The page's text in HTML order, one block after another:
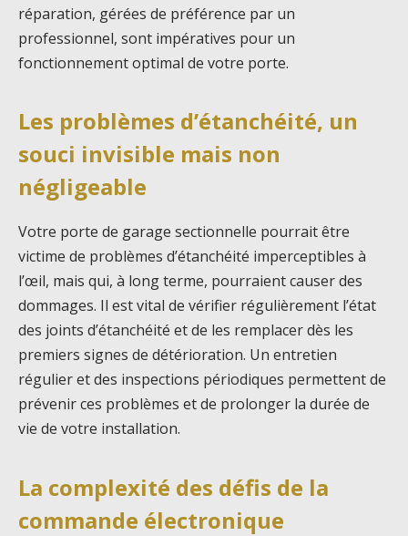
réparation, gérées de préférence par un
professionnel, sont impératives pour un
fonctionnement optimal de votre porte.
Les problèmes d’étanchéité, un
souci invisible mais non
négligeable
Votre porte de garage sectionnelle pourrait être
victime de problèmes d’étanchéité imperceptibles à
l’œil, mais qui, à long terme, pourraient causer des
dommages. Il est vital de vérifier régulièrement l’état
des joints d’étanchéité et de les remplacer dès les
premiers signes de détérioration. Un entretien
régulier et des inspections périodiques permettent de
prévenir ces problèmes et de prolonger la durée de
vie de votre installation.
La complexité des défis de la
commande électronique